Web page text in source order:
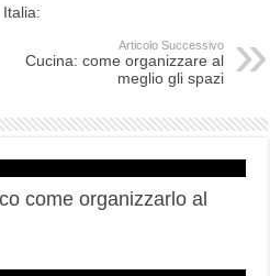
Articolo Successivo
Cucina: come organizzare al
meglio gli spazi
come organizzarlo al